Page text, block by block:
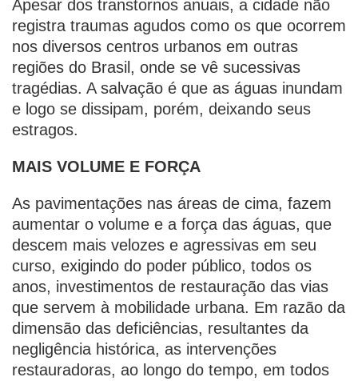
Apesar dos transtornos anuais, a cidade não
registra traumas agudos como os que ocorrem
nos diversos centros urbanos em outras
regiões do Brasil, onde se vê sucessivas
tragédias. A salvação é que as águas inundam
e logo se dissipam, porém, deixando seus
estragos.
MAIS VOLUME E FORÇA
As pavimentações nas áreas de cima, fazem
aumentar o volume e a força das águas, que
descem mais velozes e agressivas em seu
curso, exigindo do poder público, todos os
anos, investimentos de restauração das vias
que servem à mobilidade urbana. Em razão da
dimensão das deficiências, resultantes da
negligência histórica, as intervenções
restauradoras, ao longo do tempo, em todos